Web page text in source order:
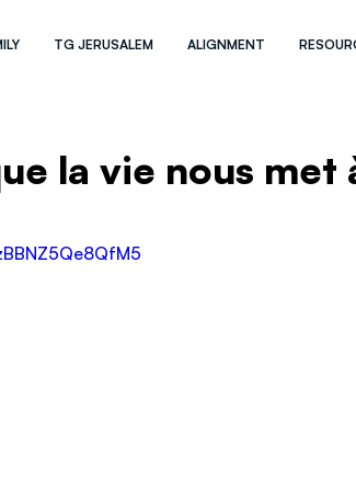
TG JERUSALEM ALIGNMENT
la vie nous met